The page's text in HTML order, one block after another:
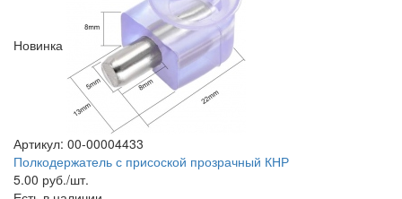
Новинка
Артикул: 00-00004433
Полкодержатель с присоской прозрачный КНР
5.00 руб./шт.